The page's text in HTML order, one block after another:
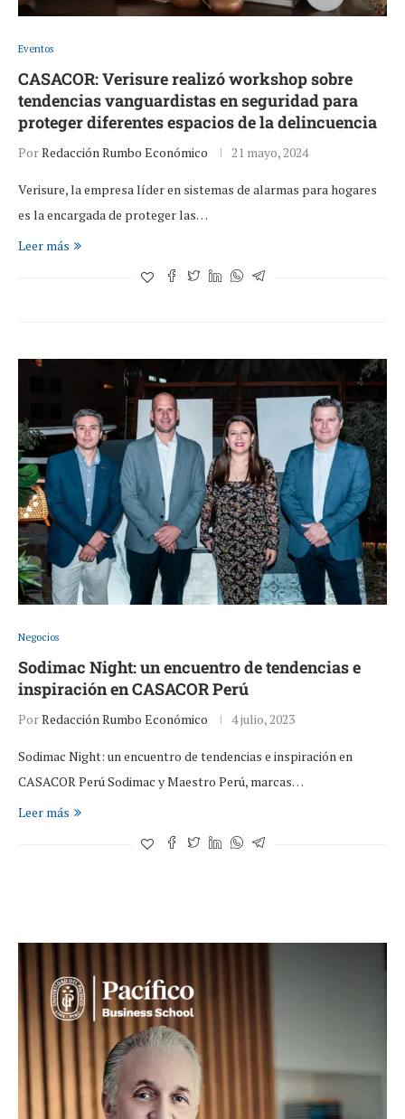
Eventos
CASACOR: Verisure realizó workshop sobre
tendencias vanguardistas en seguridad para
proteger diferentes espacios de la delincuencia
PorRedacción Rumbo Económico 21 mayo, 2024
Verisure, la empresa líder en sistemas de alarmas para hogares
es la encargada de proteger las…
Leer más
Negocios
Sodimac Night: un encuentro de tendencias e
inspiración en CASACOR Perú
PorRedacción Rumbo Económico 4 julio, 2023
Sodimac Night: un encuentro de tendencias e inspiración en
CASACOR Perú Sodimac y Maestro Perú, marcas…
Leer más